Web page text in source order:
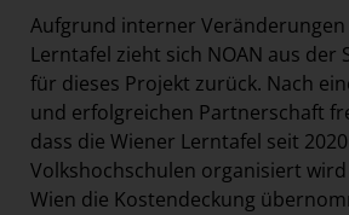
Aufgrund interner
Lerntafel zieht sich NOAN aus der
für dieses Projekt zurück. Nach
und erfolgreichen Partnerschaft
dass die Wiener Lerntafel seit
Volkshochschulen organisiert
Wien die Kostendeckung